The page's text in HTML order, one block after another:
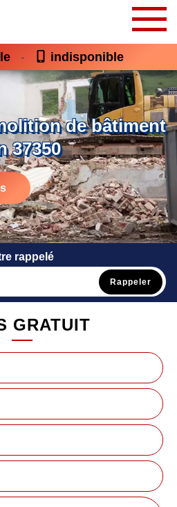
- indisponible
de bâtiment
37350
rappelé
GRATUIT